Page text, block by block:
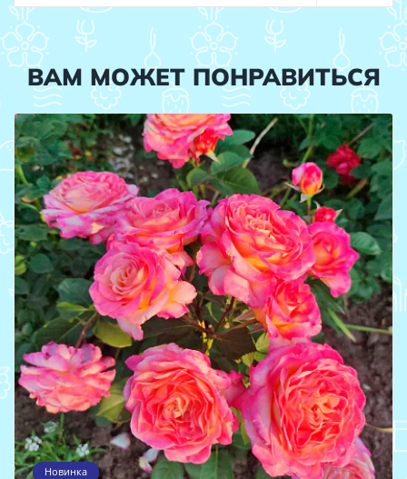
ВАМ МОЖЕТ ПОНРАВИТЬСЯ
Новинка